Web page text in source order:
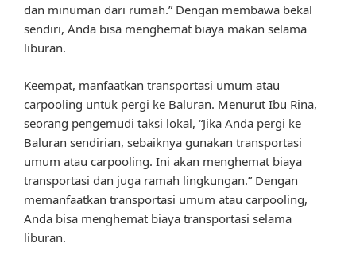
dan minuman dari rumah.” Dengan membawa bekal
sendiri, Anda bisa menghemat biaya makan selama
liburan.
Keempat, manfaatkan transportasi umum atau
carpooling untuk pergi ke Baluran. Menurut Ibu Rina,
seorang pengemudi taksi lokal, “Jika Anda pergi ke
Baluran sendirian, sebaiknya gunakan transportasi
umum atau carpooling. Ini akan menghemat biaya
transportasi dan juga ramah lingkungan.” Dengan
memanfaatkan transportasi umum atau carpooling,
Anda bisa menghemat biaya transportasi selama
liburan.